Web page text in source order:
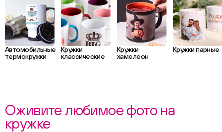
Автомобильные
термокружки
Кружки
классические
Кружки
хамелеон
Кружки парные
Оживите любимое фото на
кружке